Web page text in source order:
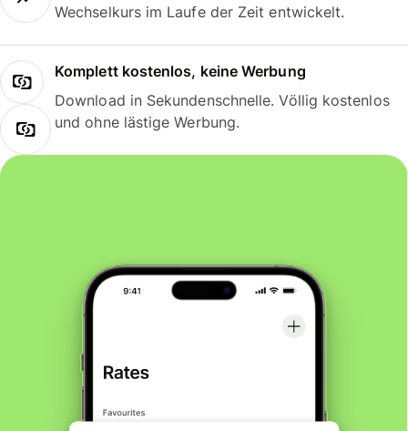
Wechselkurs im Laufe der Zeit entwickelt.
Komplett kostenlos, keine Werbung
Download in Sekundenschnelle. Völlig kostenlos
und ohne lästige Werbung.